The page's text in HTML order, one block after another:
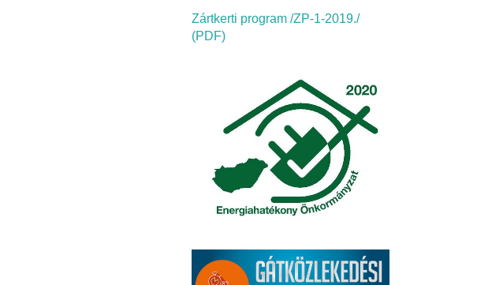
Zártkerti program /ZP-1-2019./
(PDF)